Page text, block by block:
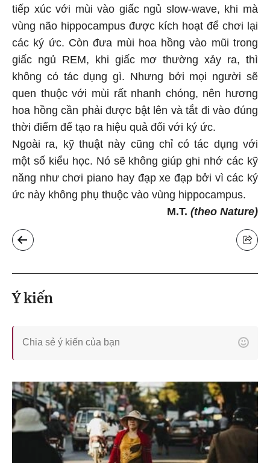
tiếp xúc với mùi vào giấc ngủ slow-wave, khi mà
vùng não hippocampus được kích hoạt để chơi lại
các ký ức. Còn đưa mùi hoa hồng vào mũi trong
giấc ngủ REM, khi giấc mơ thường xảy ra, thì
không có tác dụng gì. Nhưng bởi mọi người sẽ
quen thuộc với mùi rất nhanh chóng, nên hương
hoa hồng cần phải được bật lên và tắt đi vào đúng
thời điểm để tạo ra hiệu quả đối với ký ức.
Ngoài ra, kỹ thuật này cũng chỉ có tác dụng với
một số kiểu học. Nó sẽ không giúp ghi nhớ các kỹ
năng như chơi piano hay đạp xe đạp bởi vì các ký
ức này không phụ thuộc vào vùng hippocampus.
M.T. (theo Nature)
Ý kiến